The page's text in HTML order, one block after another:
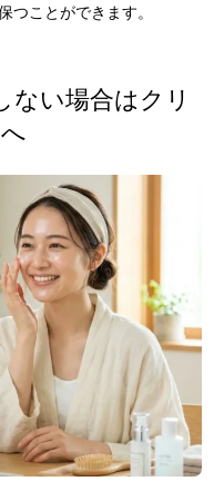
つことができます。
ない場合はクリ